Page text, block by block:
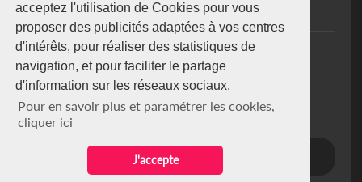
acceptez l'utilisation de Cookies pour vous
proposer des publicités adaptées à vos centres
d'intérêts, pour réaliser des statistiques de
navigation, et pour faciliter le partage
d'information sur les réseaux sociaux.
Pour en savoir plus et paramétrer les cookies,
cliquer ici
J'accepte
+225 07 08 85 52 93
NEWSLETTER
Restez connecté via notre newsletter
S'abonner
Se désabonner